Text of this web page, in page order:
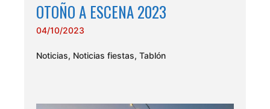
OTOÑO A ESCENA 2023
04/10/2023
Noticias, Noticias fiestas, Tablón